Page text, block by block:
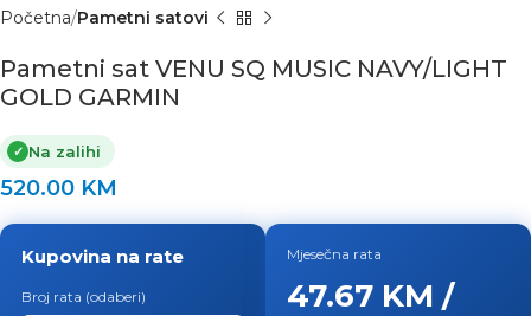
Početna Pametni satovi
Pametni sat VENU SQ MUSIC NAVY/LIGHT
GOLD GARMIN
✓ Na zalihi
520.00 KM
Kupovina na rate
Broj rata (odaberi)
Mjesečna rata
47.67 KM /